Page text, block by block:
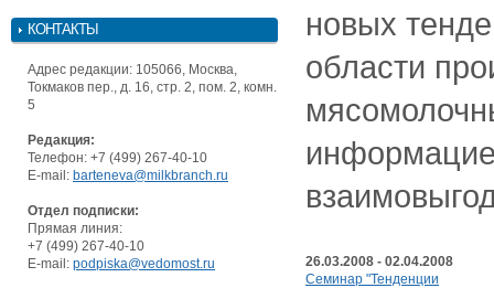
КОНТАКТЫ
Адрес редакции: 105066, Москва,
Токмаков пер., д. 16, стр. 2, пом. 2, комн.
5
Редакция:
Телефон: +7 (499) 267-40-10
E-mail: barteneva@milkbranch.ru
Отдел подписки:
Прямая линия:
+7 (499) 267-40-10
E-mail: podpiska@vedomost.ru
новых
области
26.03.2008 - 02.04.2008
Семинар "Тенденции